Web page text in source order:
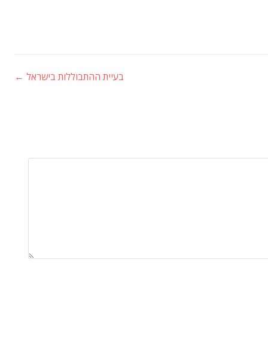
בעיית ההתבוללות בישראל ←